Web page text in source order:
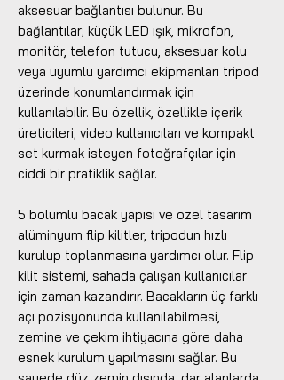
aksesuar bağlantısı bulunur. Bu
bağlantılar; küçük LED ışık, mikrofon,
monitör, telefon tutucu, aksesuar kolu
veya uyumlu yardımcı ekipmanları tripod
üzerinde konumlandırmak için
kullanılabilir. Bu özellik, özellikle içerik
üreticileri, video kullanıcıları ve kompakt
set kurmak isteyen fotoğrafçılar için
ciddi bir pratiklik sağlar.
5 bölümlü bacak yapısı ve özel tasarım
alüminyum flip kilitler, tripodun hızlı
kurulup toplanmasına yardımcı olur. Flip
kilit sistemi, sahada çalışan kullanıcılar
için zaman kazandırır. Bacakların üç farklı
açı pozisyonunda kullanılabilmesi,
zemine ve çekim ihtiyacına göre daha
esnek kurulum yapılmasını sağlar. Bu